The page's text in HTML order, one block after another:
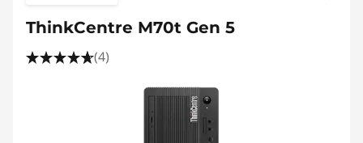
ThinkCentre M70t Gen 5
(4)